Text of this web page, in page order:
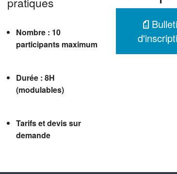
Nombre : 10
participants maximum
Durée : 8H
(modulables)
Tarifs et devis sur
demande